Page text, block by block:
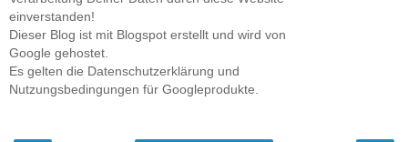
einverstanden!
Dieser Blog ist mit Blogspot erstellt und wird von
Google gehostet.
Es gelten die Datenschutzerklärung und
Nutzungsbedingungen für Googleprodukte.